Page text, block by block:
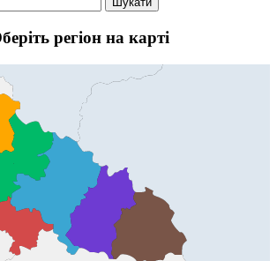
регіон на карті